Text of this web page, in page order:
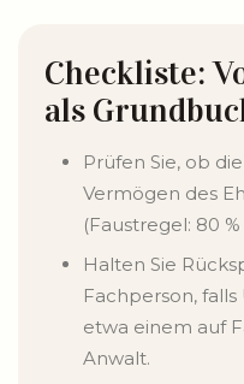
Checkliste:
als
Prüfen Sie, ob
Vermögen des
(Faustregel: 80
Halten Sie
Fachperson,
etwa einem auf
Anwalt.